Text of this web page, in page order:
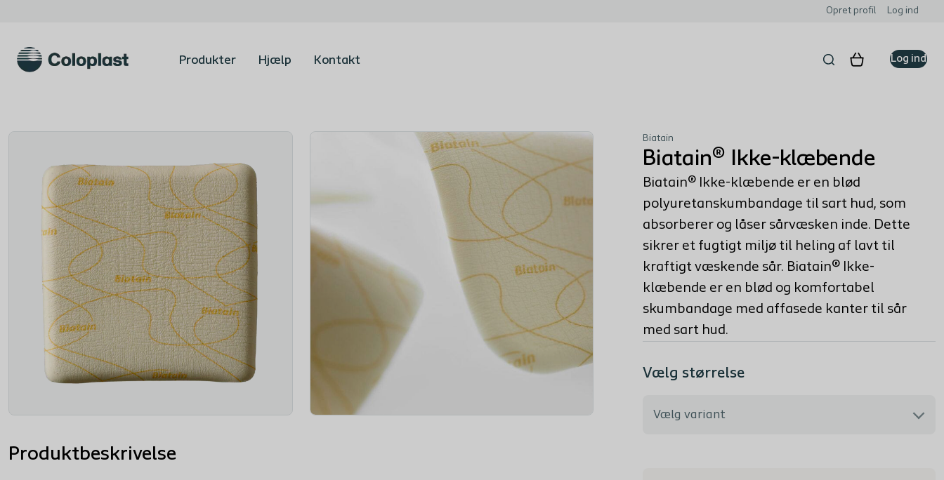
Opret profil Log ind
Produkter Hjælp Kontakt Log ind
Biatain
Biatain® Ikke-klæbende
Biatain® Ikke-klæbende er en blød
polyuretanskumbandage til sart hud, som
absorberer og låser sårvæsken inde. Dette
sikrer et fugtigt miljø til heling af lavt til
kraftigt væskende sår. Biatain® Ikke-
klæbende er en blød og komfortabel
skumbandage med affasede kanter til sår
med sart hud.
Vælg størrelse
Vælg variant
Produktbeskrivelse